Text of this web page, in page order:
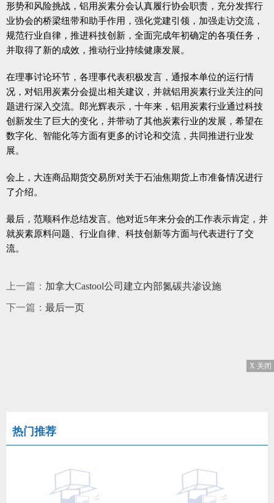
形势和风险挑战，铝用炭素分会认真履行协会职责，充分发挥行
业协会的桥梁纽带和助手作用，强化党建引领，加强走访交流，
规范行业自律，推进科技创新，全面完成年初确定的各项任务，
并取得了新的成效，推动行业持续健康发展。
在理事讨论环节，各理事代表积极发言，通报本单位的运行情
况，对铝用炭素分会提出相关建议，并就铝用炭素行业关注的问
题进行深入交流。郎光辉表示，十年来，铝用炭素行业通过科技
创新发生了巨大的变化，并带动了其他炭素行业的发展，希望在
数字化、智能化等方面有更多的讨论和交流，共同推进行业发
展。
会上，大连商品期货交易所对关于石油焦期货上市准备情况进行
了介绍。
最后，范顺科作总结发言。他对近5年来分会的工作表示肯定，并
就炭素原料问题、行业自律、科技创新等方面与代表进行了交
流。
上一篇： 加拿大Castool公司建立内部氮碳共渗设施
下一篇： 最后一页
X 关闭
热门推荐